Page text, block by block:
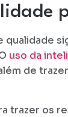
qualidade
uso da
de
trazer os